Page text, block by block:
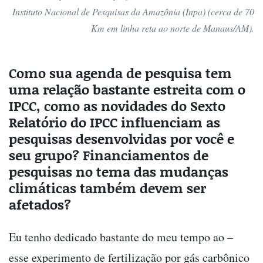
Instituto Nacional de Pesquisas da Amazônia (Inpa) (cerca de 70
Km em linha reta ao norte de Manaus/AM).
Como sua agenda de pesquisa tem
uma relação bastante estreita com o
IPCC, como as novidades do Sexto
Relatório do IPCC influenciam as
pesquisas desenvolvidas por você e
seu grupo? Financiamentos de
pesquisas no tema das mudanças
climáticas também devem ser
afetados?
Eu tenho dedicado bastante do meu tempo ao –
esse experimento de fertilização por gás carbônico